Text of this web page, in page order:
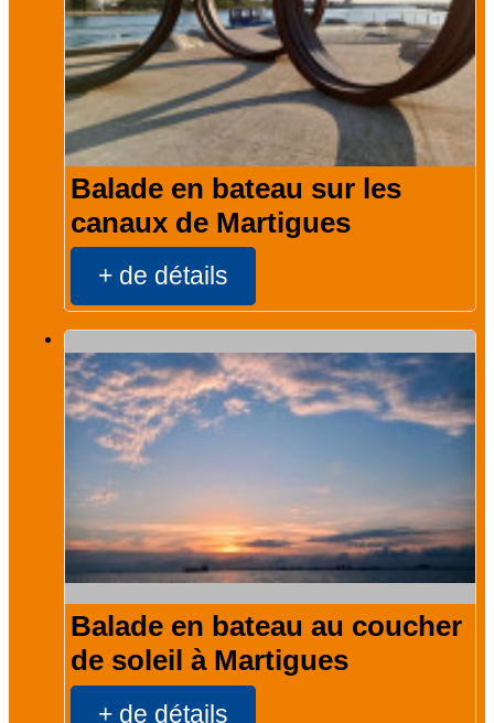
Balade en bateau sur les
canaux de Martigues
+ de détails
Balade en bateau au coucher
de soleil à Martigues
+ de détails